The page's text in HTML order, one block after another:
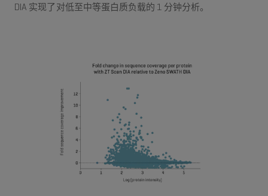
DIA 实现了对低至中等蛋白质负载的 1 分钟分析。